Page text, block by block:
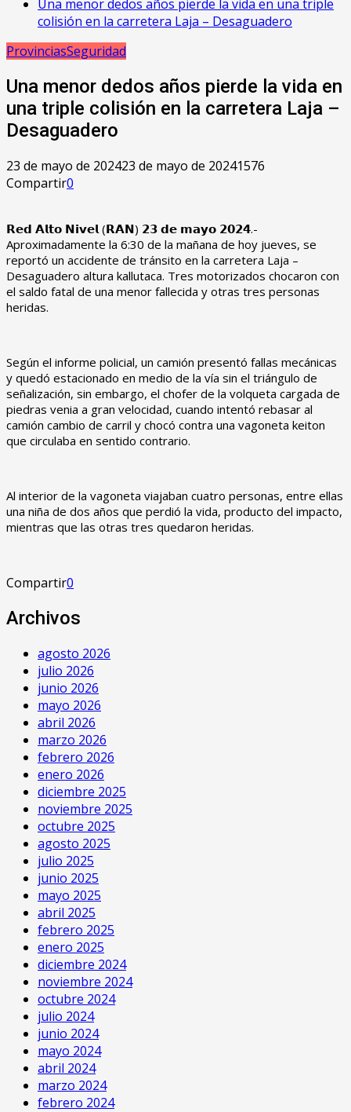
Una menor dedos años pierde la vida en una triple
colisión en la carretera Laja – Desaguadero
ProvinciasSeguridad
Una menor dedos años pierde la vida en
una triple colisión en la carretera Laja –
Desaguadero
23 de mayo de 202423 de mayo de 20241576
Compartir0
𝗥𝗲𝗱 𝗔𝗹𝘁𝗼 𝗡𝗶𝘃𝗲𝗹 (𝗥𝗔𝗡) 𝟮𝟯 𝗱𝗲 𝗺𝗮𝘆𝗼 𝟮𝟬𝟮𝟰.-
Aproximadamente la 6:30 de la mañana de hoy jueves, se
reportó un accidente de tránsito en la carretera Laja –
Desaguadero altura kallutaca. Tres motorizados chocaron con
el saldo fatal de una menor fallecida y otras tres personas
heridas.
Según el informe policial, un camión presentó fallas mecánicas
y quedó estacionado en medio de la vía sin el triángulo de
señalización, sin embargo, el chofer de la volqueta cargada de
piedras venia a gran velocidad, cuando intentó rebasar al
camión cambio de carril y chocó contra una vagoneta keiton
que circulaba en sentido contrario.
Al interior de la vagoneta viajaban cuatro personas, entre ellas
una niña de dos años que perdió la vida, producto del impacto,
mientras que las otras tres quedaron heridas.
Compartir0
Archivos
agosto 2026
julio 2026
junio 2026
mayo 2026
abril 2026
marzo 2026
febrero 2026
enero 2026
diciembre 2025
noviembre 2025
octubre 2025
agosto 2025
julio 2025
junio 2025
mayo 2025
abril 2025
febrero 2025
enero 2025
diciembre 2024
noviembre 2024
octubre 2024
julio 2024
junio 2024
mayo 2024
abril 2024
marzo 2024
febrero 2024